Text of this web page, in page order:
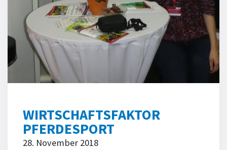
WIRTSCHAFTSFAKTOR
PFERDESPORT
28. November 2018